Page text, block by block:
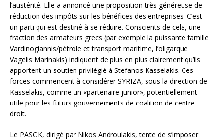
l’austérité. Elle a annoncé une proposition très généreuse de
réduction des impôts sur les bénéfices des entreprises. C’est
un parti qui est destiné à se réduire. Conscients de cela, une
fraction des armateurs grecs (par exemple la puissante famille
Vardinogiannis/pétrole et transport maritime, l’oligarque
Vagelis Marinakis) indiquent de plus en plus clairement qu’ils
apportent un soutien privilégié à Stefanos Kasselakis. Ces
forces commencent à considérer SYRIZA, sous la direction de
Kasselakis, comme un «partenaire junior», potentiellement
utile pour les futurs gouvernements de coalition de centre-
droit.
Le PASOK, dirigé par Nikos Androulakis, tente de s’imposer